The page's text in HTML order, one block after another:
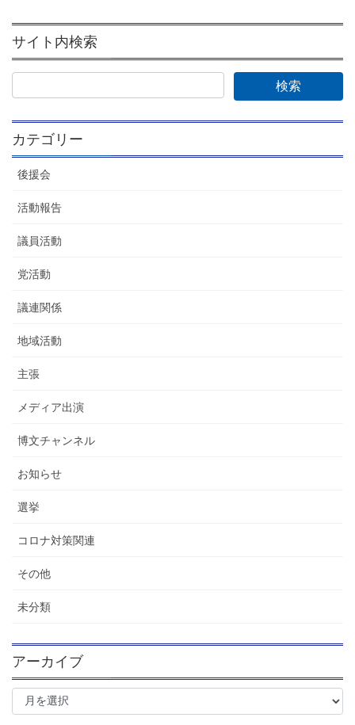
サイト内検索
カテゴリー
後援会
活動報告
議員活動
党活動
議連関係
地域活動
主張
メディア出演
博文チャンネル
お知らせ
選挙
コロナ対策関連
その他
未分類
アーカイブ
ア